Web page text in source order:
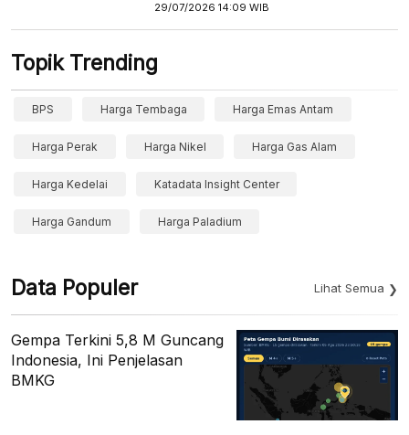
29/07/2026 14:09 WIB
Topik Trending
BPS Harga Tembaga Harga Emas Antam
Harga Perak Harga Nikel Harga Gas Alam
Harga Kedelai Katadata Insight Center
Harga Gandum Harga Paladium
Data Populer Lihat Semua
Gempa Terkini 5,8 M Guncang
Indonesia, Ini Penjelasan
BMKG